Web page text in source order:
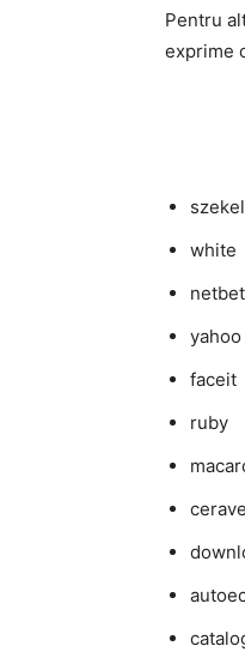
Pentru
exprime
white
netbet
faceit
ruby
cerave